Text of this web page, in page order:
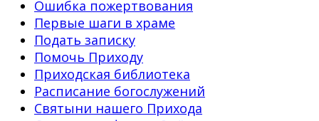
Ошибка пожертвования
Первые шаги в храме
Подать записку
Помочь Приходу
Приходская библиотека
Расписание богослужений
Святыни нашего Прихода